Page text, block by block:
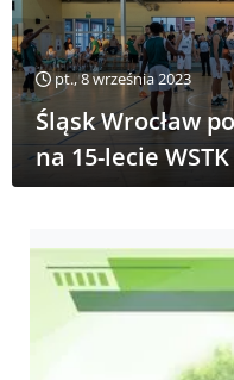
pt., 8 września 2023
Śląsk Wrocław
na 15-lecie